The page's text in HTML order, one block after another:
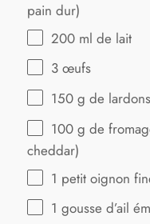
pain dur)
200 ml de lait
3 œufs
150 g de
100 g de
cheddar)
1 petit oignon
1 gousse d’ail